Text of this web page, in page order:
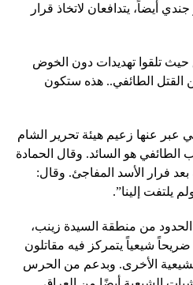
أيضاً، يتدافعان لاتخاذ قرار
تلقوا تهديدات دون الخوض
الطائفي.. هذه ستكون
عبر عنها زعيم هيئة تحرير الشام
الطائفي هو السائد. وقال الحمادة
فرار الأسد المفاجئ. وقال:
يلتفت إلينا”.
من منطقة السيدة زينب،
شيعياً يتمركز فيه مقاتلون
الأخرى. وبدعم من الحرس